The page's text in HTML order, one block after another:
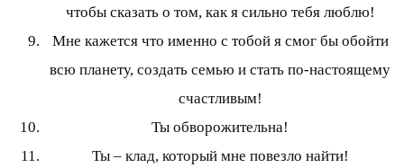
чтобы сказать о том, как я сильно тебя люблю!
Мне кажется что именно с тобой я смог бы обойти
всю планету, создать семью и стать по-настоящему
счастливым!
Ты обворожительна!
Ты – клад, который мне повезло найти!